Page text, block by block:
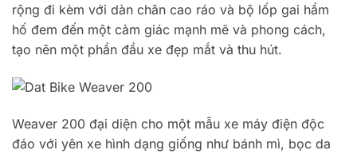
rộng đi kèm với dàn chân cao ráo và bộ lốp gai hầm
hố đem đến một cảm giác mạnh mẽ và phong cách,
tạo nên một phần đầu xe đẹp mắt và thu hút.
Weaver 200 đại diện cho một mẫu xe máy điện độc
đáo với yên xe hình dạng giống như bánh mì, bọc da